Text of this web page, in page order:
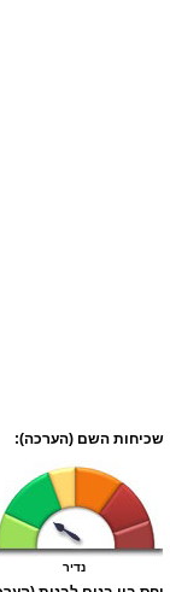
שכיחות השם (הערכה):
נדיר